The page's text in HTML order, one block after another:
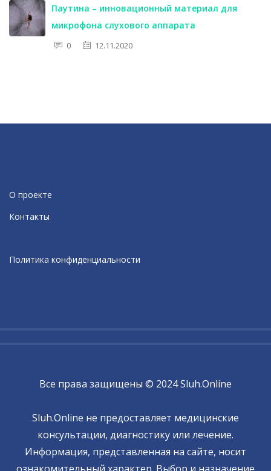
Паутина – инновационный материал для
микрофона слухового аппарата
0 12.11.2020
О проекте
Контакты
Политика конфиденциальности
Все права защищены © 2024 Sluh.Online
Sluh.Online не предоставляет медицинские
консультации, диагностику или лечение.
Информация, представленная на сайте, носит